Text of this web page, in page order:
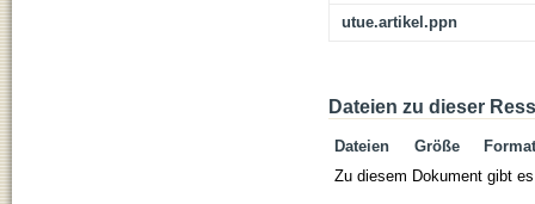
utue.artikel.ppn
Dateien zu dieser
Dateien Größe
Format
Zu diesem Dokument gibt